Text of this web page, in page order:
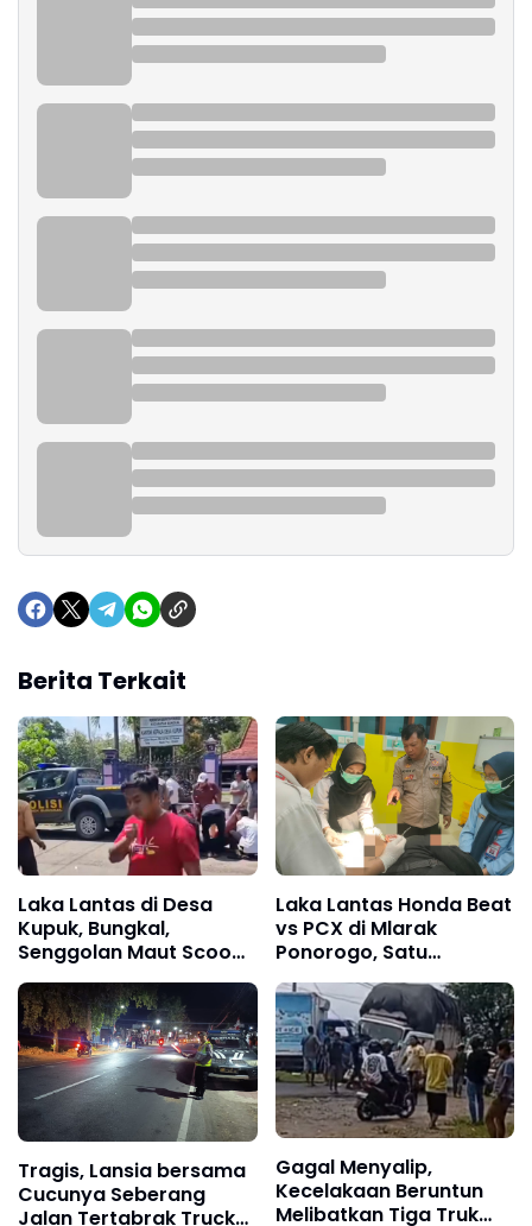
Berita Terkait
Laka Lantas di Desa
Kupuk, Bungkal,
Senggolan Maut Scoopy
vs Sepeda Ontel,
Seorang Guru
Meninggal Dunia
Laka Lantas Honda Beat
vs PCX di Mlarak
Ponorogo, Satu
Pengendara Alami Luka
Berat
Tragis, Lansia bersama
Cucunya Seberang
Jalan Tertabrak Truck
Gagal Menyalip,
Kecelakaan Beruntun
Melibatkan Tiga Truk